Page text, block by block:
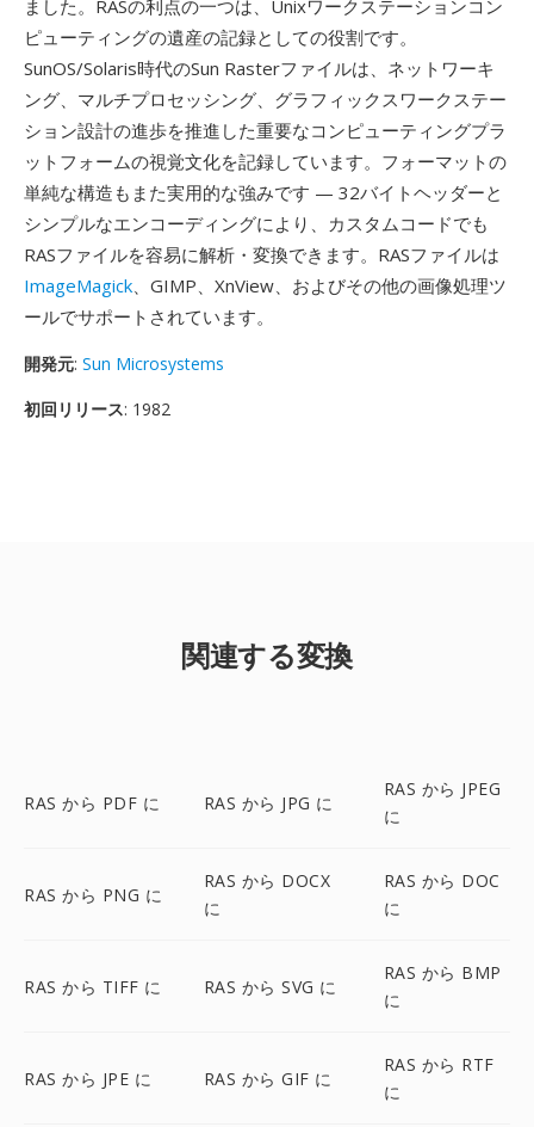
ました。RASの利点の一つは、Unixワークステーションコン
ピューティングの遺産の記録としての役割です。
SunOS/Solaris時代のSun Rasterファイルは、ネットワーキ
ング、マルチプロセッシング、グラフィックスワークステー
ション設計の進歩を推進した重要なコンピューティングプラ
ットフォームの視覚文化を記録しています。フォーマットの
単純な構造もまた実用的な強みです — 32バイトヘッダーと
シンプルなエンコーディングにより、カスタムコードでも
RASファイルを容易に解析・変換できます。RASファイルは
ImageMagick、GIMP、XnView、およびその他の画像処理ツ
ールでサポートされています。
開発元: Sun Microsystems
初回リリース: 1982
関連する変換
RAS から PDF に RAS から JPG に
RAS から JPEG
に
RAS から PNG に
RAS から DOCX
に
RAS から DOC
に
RAS から TIFF に RAS から SVG に
RAS から BMP
に
RAS から JPE に RAS から GIF に
RAS から RTF
に